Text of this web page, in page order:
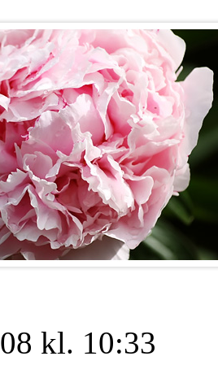
kl. 10:33